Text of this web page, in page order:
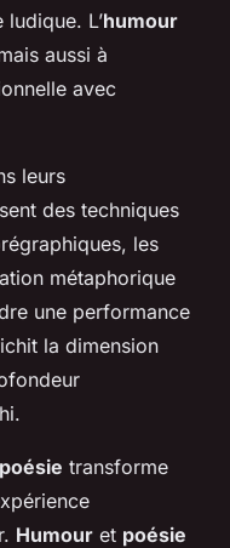
L’humour
aussi à
avec
leurs
des techniques
les
métaphorique
une performance
la dimension
poésie transforme
Humour et poésie